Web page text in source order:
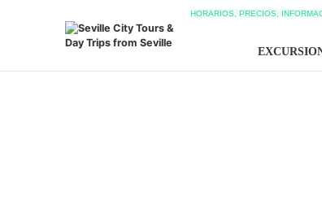
HORARIOS, PRECIOS,